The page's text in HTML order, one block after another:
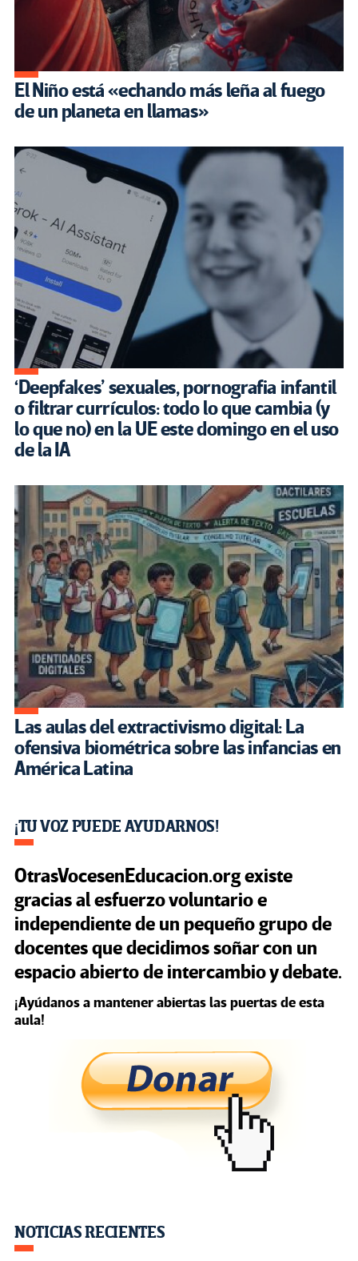
El Niño está «echando más leña al fuego
de un planeta en llamas»
‘Deepfakes’ sexuales, pornografia infantil
o filtrar currículos: todo lo que cambia (y
lo que no) en la UE este domingo en el uso
de la IA
Las aulas del extractivismo digital: La
ofensiva biométrica sobre las infancias en
América Latina
¡TU VOZ PUEDE AYUDARNOS!
OtrasVocesenEducacion.orgexiste
gracias al esfuerzo voluntario e
independiente de un pequeño grupo de
docentes que decidimos soñar con un
espacio abierto de intercambio y debate.
¡Ayúdanos a mantener abiertas las puertas de esta
aula!
NOTICIAS RECIENTES